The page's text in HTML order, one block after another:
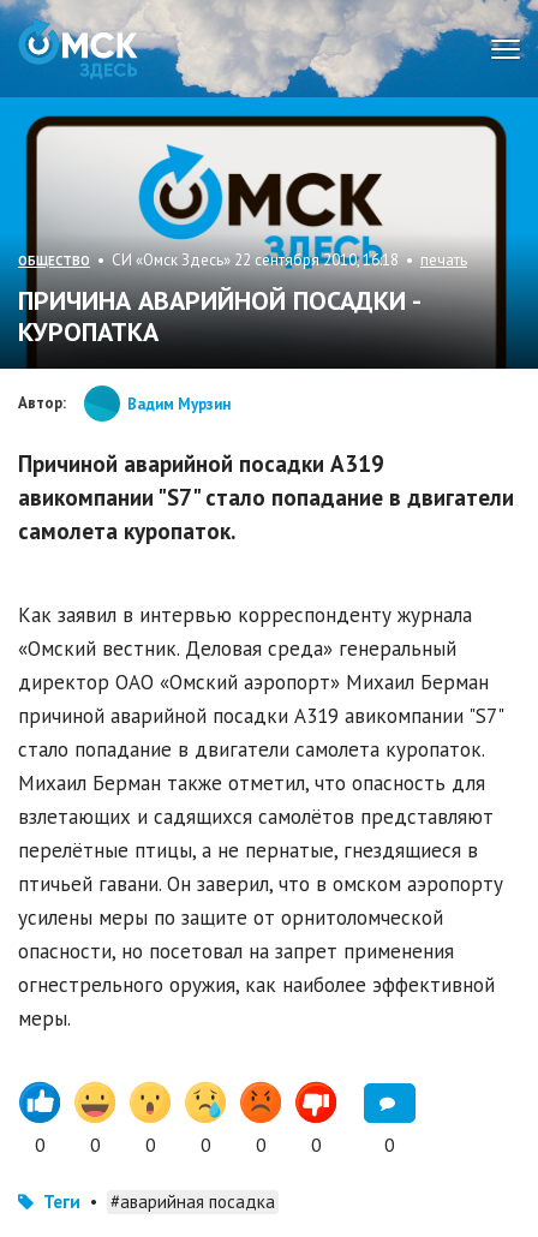
ОБЩЕСТВО • СИ «Омск Здесь» 22 сентября 2010, 16:18 • печать
ПРИЧИНА АВАРИЙНОЙ ПОСАДКИ -
КУРОПАТКА
Автор: Вадим Мурзин
Причиной аварийной посадки А319
авикомпании "S7" стало попадание в двигатели
самолета куропаток.
Как заявил в интервью корреспонденту журнала
«Омский вестник. Деловая среда» генеральный
директор ОАО «Омский аэропорт» Михаил Берман
причиной аварийной посадки А319 авикомпании "S7"
стало попадание в двигатели самолета куропаток.
Михаил Берман также отметил, что опасность для
взлетающих и садящихся самолётов представляют
перелётные птицы, а не пернатые, гнездящиеся в
птичьей гавани. Он заверил, что в омском аэропорту
усилены меры по защите от орнитоломческой
опасности, но посетовал на запрет применения
огнестрельного оружия, как наиболее эффективной
меры.
0 0 0 0 0 0 0
Теги • #аварийная посадка